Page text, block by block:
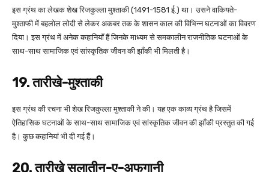
इस ग्रंथ का लेखक शेख रिजकुल्ला मुश्ताकी (1491-1581 ई.) था। उसने वाकियते-
मुश्ताफी में बहलोल लोदी से लेकर अकबर तक के शासन काल की विभिन्न घटनाओं का विवरण
दिया। इस ग्रंथ में अनेक कहानियाँ हैं जिनके माध्यम से समकालीन राजनीतिक घटनाओं के
साथ-साथ सामाजिक एवं सांस्कृतिक जीवन की झाँकी भी मिलती है।
19. तारीखे-मुश्ताकी
इस ग्रंथ की रचना भी शेख रिजकुल्ला मुश्ताकी ने की। यह एक काव्य ग्रंथ है जिसमें
ऐतिहासिक घटनाओं के साथ-साथ सामाजिक एवं सांस्कृतिक जीवन की झाँकी प्रस्तुत की गई
है। कुछ कहानियां भी दी गई हैं।
20. तारीखे सलातीन-ए-अफगानी